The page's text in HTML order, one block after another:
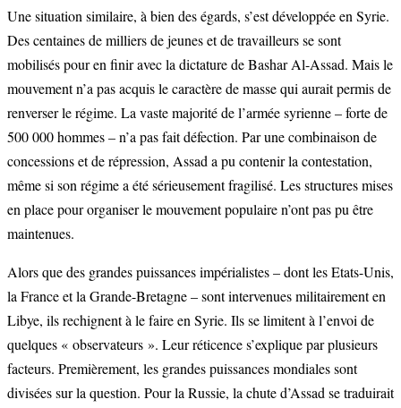
Une situation similaire, à bien des égards, s’est développée en Syrie.
Des centaines de milliers de jeunes et de travailleurs se sont
mobilisés pour en finir avec la dictature de Bashar Al-Assad. Mais le
mouvement n’a pas acquis le caractère de masse qui aurait permis de
renverser le régime. La vaste majorité de l’armée syrienne – forte de
500 000 hommes – n’a pas fait défection. Par une combinaison de
concessions et de répression, Assad a pu contenir la contestation,
même si son régime a été sérieusement fragilisé. Les structures mises
en place pour organiser le mouvement populaire n’ont pas pu être
maintenues.
Alors que des grandes puissances impérialistes – dont les Etats-Unis,
la France et la Grande-Bretagne – sont intervenues militairement en
Libye, ils rechignent à le faire en Syrie. Ils se limitent à l’envoi de
quelques « observateurs ». Leur réticence s’explique par plusieurs
facteurs. Premièrement, les grandes puissances mondiales sont
divisées sur la question. Pour la Russie, la chute d’Assad se traduirait